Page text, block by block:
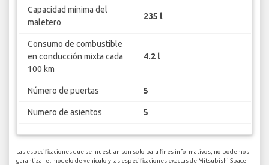
Capacidad mínima del
maletero
235 l
Consumo de combustible
en conducción mixta cada
100 km
4.2 l
Número de puertas 5
Numero de asientos 5
Las especificaciones que se muestran son solo para fines informativos, no podemos
garantizar el modelo de vehículo y las especificaciones exactas de Mitsubishi Space